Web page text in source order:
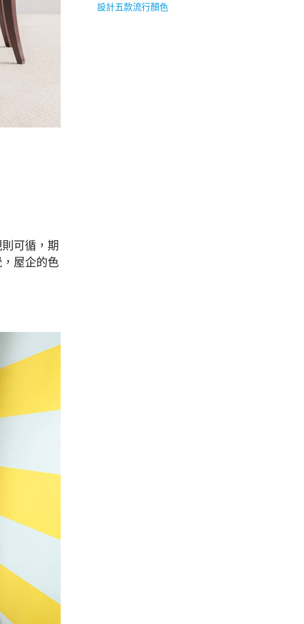
可循，期
屋企的色
設計五款流行顏色